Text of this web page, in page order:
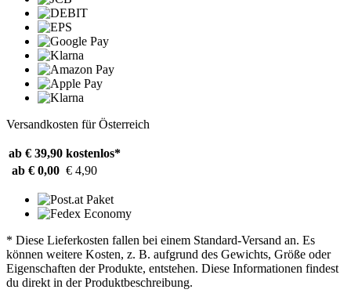
Versandkosten für Österreich
ab € 39,90 kostenlos*
ab € 0,00 € 4,90
* Diese Lieferkosten fallen bei einem Standard-Versand an. Es
können weitere Kosten, z. B. aufgrund des Gewichts, Größe oder
Eigenschaften der Produkte, entstehen. Diese Informationen findest
du direkt in der Produktbeschreibung.